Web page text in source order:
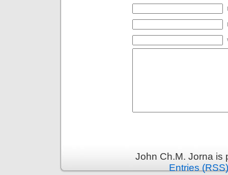
John Ch.M. Jorna
Entries (RSS)